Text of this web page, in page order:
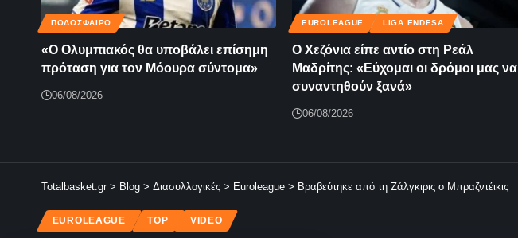
ΠΟΔΟΣΦΑΙΡΟ
«Ο Ολυμπιακός θα υποβάλει επίσημη
πρόταση για τον Μόουρα σύντομα»
06/08/2026
EUROLEAGUE LIGA ENDESA
Ο Χεζόνια είπε αντίο στη Ρεάλ
Μαδρίτης: «Εύχομαι οι δρόμοι μας να
συναντηθούν ξανά»
06/08/2026
Totalbasket.gr > Blog > Διασυλλογικές > Euroleague > Βραβεύτηκε από τη Ζάλγκιρις ο Μπραζντέικις
EUROLEAGUE TOP VIDEO